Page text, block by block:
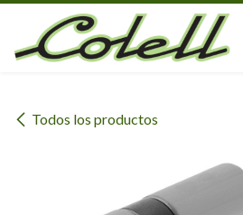
Ir al contenido
Todos los productos